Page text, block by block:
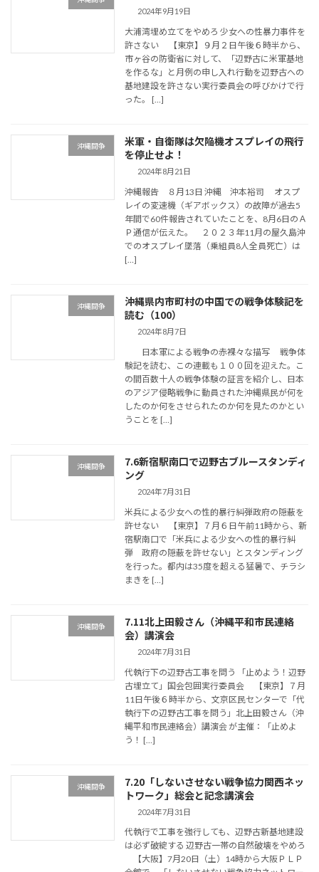
2024年9月19日
大浦湾埋め立てをやめろ 少女への性暴力事件を
許さない 【東京】９月２日午後６時半から、
市ヶ谷の防衛省に対して、「辺野古に米軍基地
を作るな」と月例の申し入れ行動を辺野古への
基地建設を許さない実行委員会の呼びかけで行
った。 […]
沖縄闘争
米軍・自衛隊は欠陥機オスプレイの飛行
を停止せよ！
2024年8月21日
沖縄報告 ８月13日 沖縄 沖本裕司 オスプ
レイの変速機（ギアボックス）の故障が過去5
年間で60件報告されていたことを、8月6日のＡ
Ｐ通信が伝えた。 ２０２３年11月の屋久島沖
でのオスプレイ墜落（乗組員8人全員死亡）は
[…]
沖縄闘争
沖縄県内市町村の中国での戦争体験記を
読む（100）
2024年8月7日
日本軍による戦争の赤裸々な描写 戦争体
験記を読む、この連載も１００回を迎えた。こ
の間百数十人の戦争体験の証言を紹介し、日本
のアジア侵略戦争に動員された沖縄県民が何を
したのか何をさせられたのか何を見たのかとい
うことを […]
沖縄闘争
7.6新宿駅南口で辺野古ブルースタンディ
ング
2024年7月31日
米兵による少女への性的暴行糾弾政府の隠蔽を
許せない 【東京】７月６日午前11時から、新
宿駅南口で「米兵による少女への性的暴行糾
弾 政府の隠蔽を許せない」とスタンディング
を行った。都内は35度を超える猛暑で、チラシ
まきを […]
沖縄闘争
7.11北上田毅さん（沖縄平和市民連絡
会）講演会
2024年7月31日
代執行下の辺野古工事を問う 「止めよう！辺野
古埋立て」国会包囲実行委員会 【東京】７月
11日午後６時半から、文京区民センターで「代
執行下の辺野古工事を問う」北上田毅さん（沖
縄平和市民連絡会）講演会 が主催：「止めよ
う！ […]
沖縄闘争
7.20「しないさせない戦争協力関西ネッ
トワーク」総会と記念講演会
2024年7月31日
代執行で工事を強行しても、辺野古新基地建設
は必ず破綻する 辺野古一帯の自然破壊をやめろ
【大阪】7月20日（土）14時から大阪ＰＬＰ